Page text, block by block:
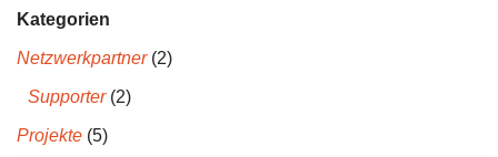
Kategorien
Netzwerkpartner(2)
Supporter(2)
Projekte (5)